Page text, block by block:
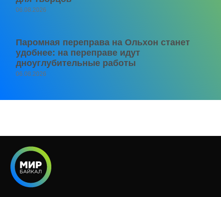
06.08.2026
Паромная переправа на Ольхон станет
удобнее: на переправе идут
дноуглубительные работы
06.08.2026